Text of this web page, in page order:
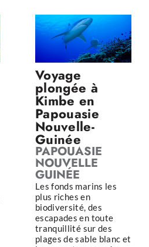
Voyage
plongée à
Kimbe en
Papouasie
Nouvelle-
Guinée
PAPOUASIE
NOUVELLE
GUINÉE
Les fonds marins les
plus riches en
biodiversité, des
escapades en toute
tranquillité sur des
plages de sable blanc et